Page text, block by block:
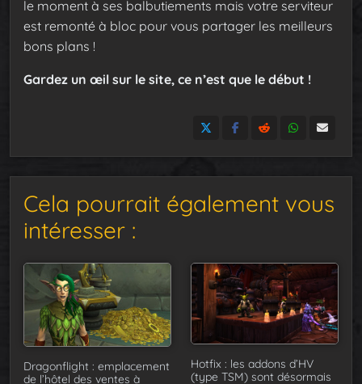
le moment à ses balbutiements mais votre serviteur
est remonté à bloc pour vous partager les meilleurs
bons plans !
Gardez un œil sur le site, ce n’est que le début !
Cela pourrait également vous
intéresser :
Dragonflight : emplacement
de l’hôtel des ventes à
Hotfix : les addons d’HV
(type TSM) sont désormais